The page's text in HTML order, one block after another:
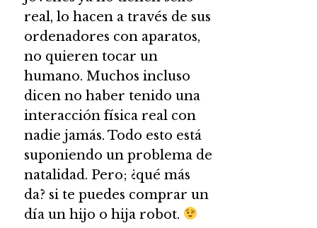
real, lo hacen a través de sus
ordenadores con aparatos,
no quieren tocar un
humano. Muchos incluso
dicen no haber tenido una
interacción física real con
nadie jamás. Todo esto está
suponiendo un problema de
natalidad. Pero; ¿qué más
da? si te puedes comprar un
día un hijo o hija robot.